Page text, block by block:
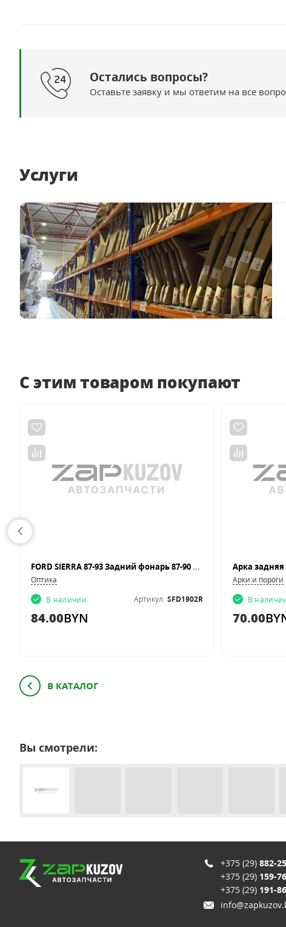
Остались вопросы?
Оставьте заявку и мы ответим на все
Услуги
С этим товаром покупают
FORD SIERRA 87-93 Задний фонарь 87-90 SDN R
Оптика
В наличии
Артикул: SFD1902R
84.00BYN
Арки и пороги
В
70.00
В КАТАЛОГ
Вы смотрели:
+375 (29) 882-
+375 (29) 159-
+375 (29) 191-